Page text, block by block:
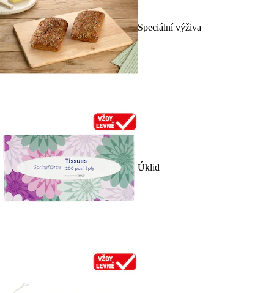
Speciální výživa
Úklid